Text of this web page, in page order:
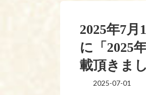
2025年7
に「2025
載頂きまし
2025-07-01